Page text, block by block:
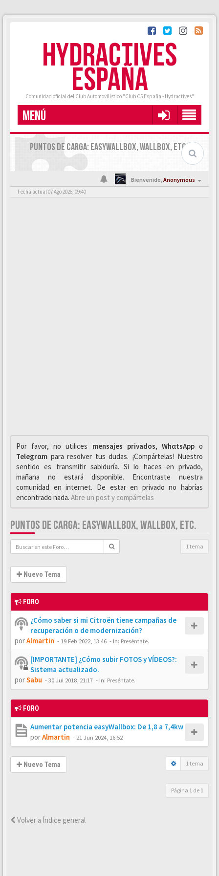
HYDRACTIVES
ESPAÑA
Comunidad oficial del Club Automovilístico "Club C5 España - Hydractives"
MENÚ
PUNTOS DE CARGA: EASYWALLBOX, WALLBOX, ETC.
Bienvenido,Anonymous
Fecha actual 07 Ago 2026, 09:40
Por favor, no utilices mensajes privados, WhαtsAppo
Telegrαm para resolver tus dudas. ¡Compártelas! Nuestro
sentido es transmitir sabiduría. Si lo haces en privado,
mañana no estará disponible. Encontraste nuestra
comunidad en internet. De estar en privado no habrías
encontrado nada. Abre un post y compártelas
PUNTOS DE CARGA: EASYWALLBOX, WALLBOX, ETC.
1 tema
Nuevo Tema
FORO
¿Cómo saber si mi Citroën tiene campañas de
recuperación o de modernización?
porAlmartin - 19 Feb 2022, 13:46 - In: Preséntate.
[IMPORTANTE] ¿Cómo subir FOTOS y VÍDEOS?:
Sistema actualizado.
porSabu -30 Jul 2018, 21:17 - In: Preséntate.
FORO
Aumentar potencia easyWallbox: De 1,8 a 7,4kw
porAlmartin - 21 Jun 2024, 16:52
Nuevo Tema 1 tema
Página 1 de 1
Volver a Índice general